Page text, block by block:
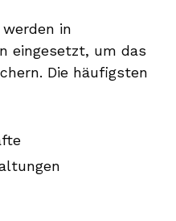
in
eingesetzt, um das
Die häufigsten